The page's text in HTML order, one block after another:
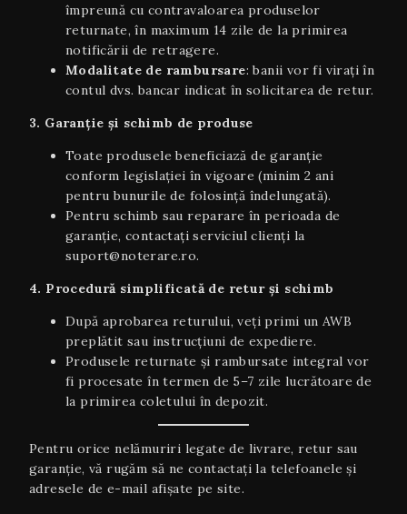
împreună cu contravaloarea produselor
returnate, în maximum 14 zile de la primirea
notificării de retragere.
Modalitate de rambursare: banii vor fi virați în
contul dvs. bancar indicat în solicitarea de retur.
3. Garanție și schimb de produse
Toate produsele beneficiază de garanție
conform legislației în vigoare (minim 2 ani
pentru bunurile de folosință îndelungată).
Pentru schimb sau reparare în perioada de
garanție, contactați serviciul clienți la
suport@noterare.ro.
4. Procedură simplificată de retur și schimb
După aprobarea returului, veți primi un AWB
preplătit sau instrucțiuni de expediere.
Produsele returnate și rambursate integral vor
fi procesate în termen de 5–7 zile lucrătoare de
la primirea coletului în depozit.
Pentru orice nelămuriri legate de livrare, retur sau
garanţie, vă rugăm să ne contactați la telefoanele și
adresele de e-mail afișate pe site.